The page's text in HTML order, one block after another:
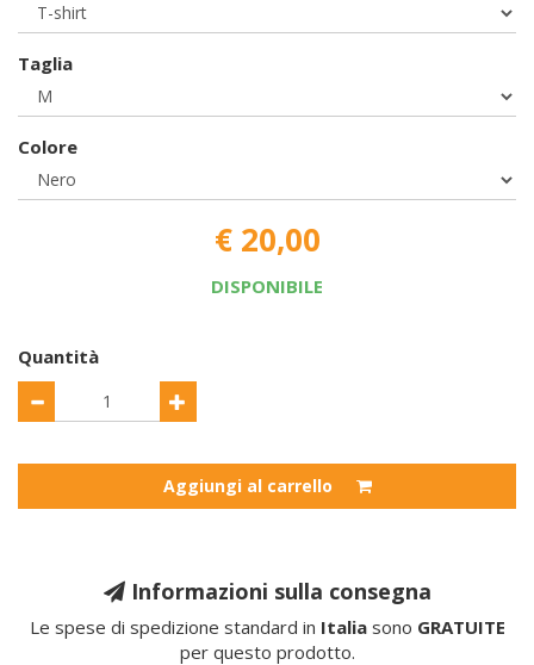
Taglia
Colore
€ 20,00
DISPONIBILE
Quantità
Aggiungi al carrello
Informazioni sulla consegna
Le spese di spedizione standard in Italiasono GRATUITE
per questo prodotto.